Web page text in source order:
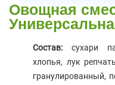
Овощная
Состав: сухари
хлопья, лук
гранулированный,